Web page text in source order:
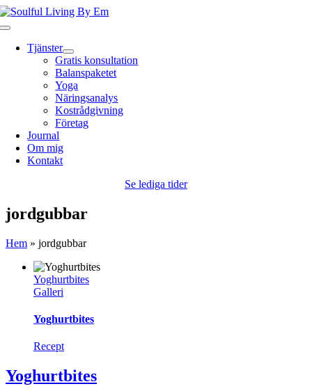
Fortsätt
till
Toggle
NavigationTjänster
Gratis konsultation
Balanspaketet
Yoga
Näringsanalys
Kostrådgivning
Företag
Journal
Om mig
Kontakt
Se lediga tider
jordgubbar
Hem » jordgubbar
Yoghurtbites
Galleri
Yoghurtbites
Recept
Yoghurtbites